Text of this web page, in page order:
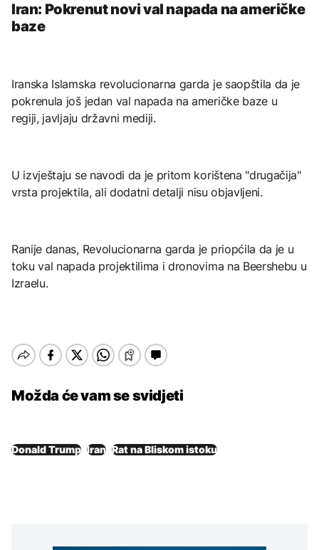
Iran: Pokrenut novi val napada na američke
baze
Iranska Islamska revolucionarna garda je saopštila da je
pokrenula još jedan val napada na američke baze u
regiji, javljaju državni mediji.
U izvještaju se navodi da je pritom korištena "drugačija"
vrsta projektila, ali dodatni detalji nisu objavljeni.
Ranije danas, Revolucionarna garda je priopćila da je u
toku val napada projektilima i dronovima na Beershebu u
Izraelu.
Možda će vam se svidjeti
Donald Trump Iran Rat na Bliskom istoku